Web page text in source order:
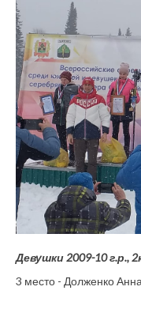
Девушки 2009-10 г.р.,
3 место - Долженко